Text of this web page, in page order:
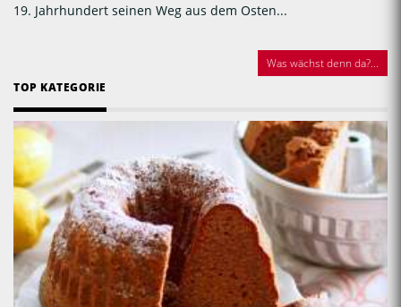
19. Jahrhundert seinen Weg aus dem Osten...
Was wächst denn da?...
TOP KATEGORIE